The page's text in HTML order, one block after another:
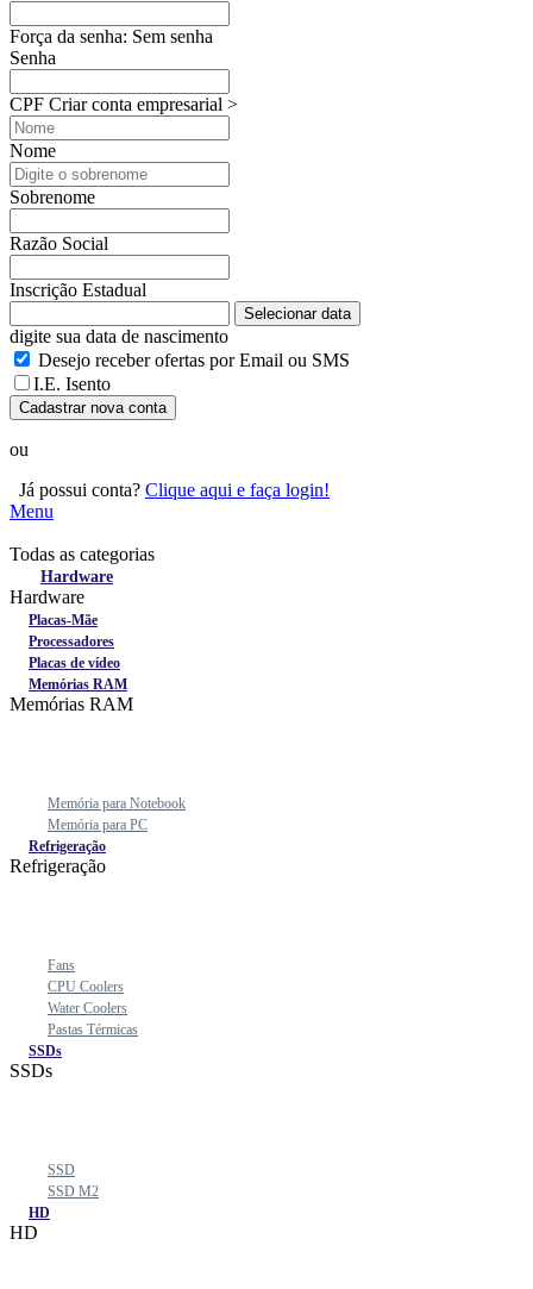
Força da senha: Sem senha
Senha
CPF Criar conta empresarial >
Nome
Sobrenome
Razão Social
Inscrição Estadual
Selecionar data
digite sua data de nascimento
Desejo receber ofertas por Email ou SMS
I.E. Isento
Cadastrar nova conta
ou
Já possui conta? Clique aqui e faça login!
Menu
Todas as categorias
Hardware
Hardware
Placas-Mãe
Processadores
Placas de vídeo
Memórias RAM
Memórias RAM
Memória para Notebook
Memória para PC
Refrigeração
Refrigeração
Fans
CPU Coolers
Water Coolers
Pastas Térmicas
SSDs
SSDs
SSD
SSD M2
HD
HD